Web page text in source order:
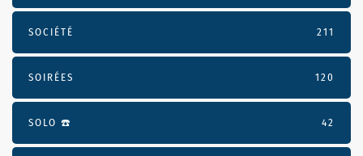
SOCIÉTÉ 211
SOIRÉES 120
SOLO ☎️ 42